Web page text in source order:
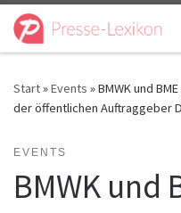
Zum Inhalt springen
Start»Events »BMWK und
der öffentlichen Auftraggeber
EVENTS
BMWK und